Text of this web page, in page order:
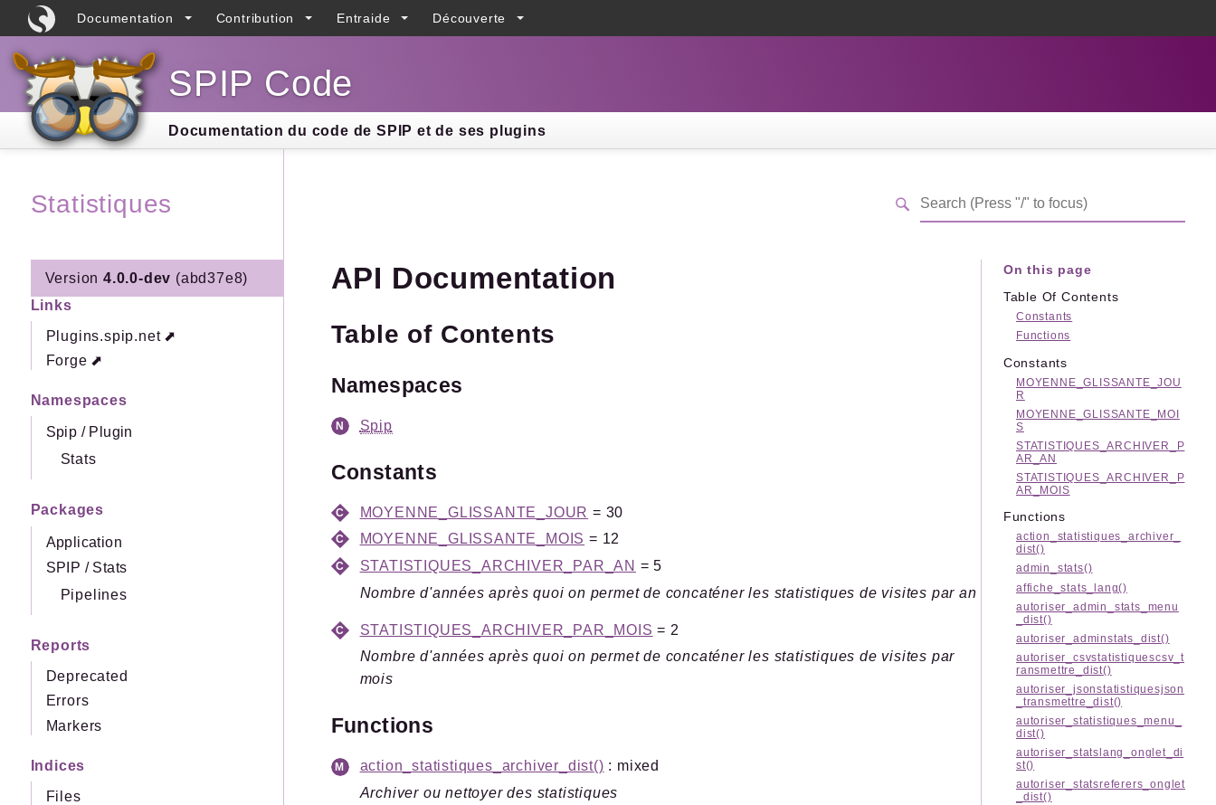
Documentation Contribution Entraide Découverte
SPIP Code
Documentation du code de SPIP et de ses plugins
Statistiques
Version 4.0.0-dev (abd37e8)
Links
Plugins.spip.net
Forge
Namespaces
Spip / Plugin
Stats
Packages
Application
SPIP / Stats
Pipelines
Reports
Deprecated
Errors
Markers
Indices
Files
API Documentation
Table of Contents
Namespaces
Spip
Constants
MOYENNE_GLISSANTE_JOUR = 30
MOYENNE_GLISSANTE_MOIS = 12
STATISTIQUES_ARCHIVER_PAR_AN = 5
Nombre d'années après quoi on permet de concaténer les statistiques de visites par an
STATISTIQUES_ARCHIVER_PAR_MOIS = 2
Nombre d'années après quoi on permet de concaténer les statistiques de visites par
mois
Functions
action_statistiques_archiver_dist() : mixed
Archiver ou nettoyer des statistiques
On this page
Table Of Contents
Constants
Functions
Constants
MOYENNE_GLISSANTE_JOU
R
MOYENNE_GLISSANTE_MOI
S
STATISTIQUES_ARCHIVER_P
AR_AN
STATISTIQUES_ARCHIVER_P
AR_MOIS
Functions
action_statistiques_archiver_
dist()
admin_stats()
affiche_stats_lang()
autoriser_admin_stats_menu
_dist()
autoriser_adminstats_dist()
autoriser_csvstatistiquescsv_t
ransmettre_dist()
autoriser_jsonstatistiquesjson
_transmettre_dist()
autoriser_statistiques_menu_
dist()
autoriser_statslang_onglet_di
st()
autoriser_statsreferers_onglet
_dist()
Search results